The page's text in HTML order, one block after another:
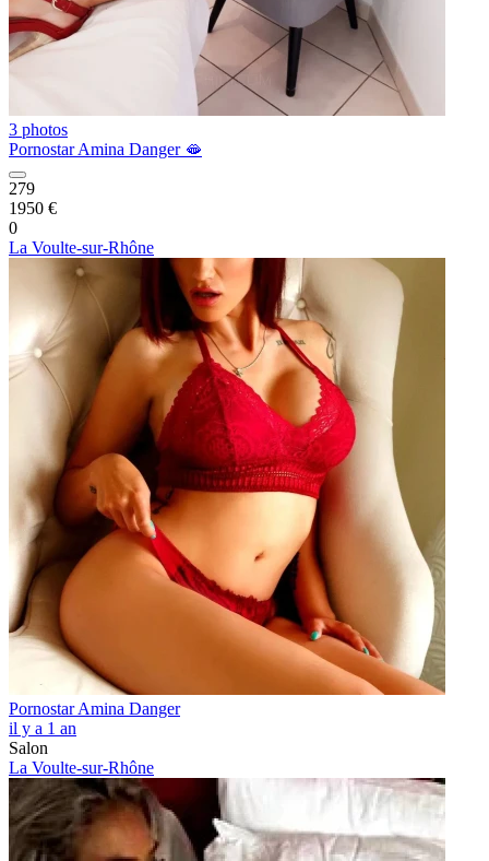
3 photos
Pornostar Amina Danger 🫦
279
1950 €
0
La Voulte-sur-Rhône
Pornostar Amina Danger
il y a 1 an
Salon
La Voulte-sur-Rhône